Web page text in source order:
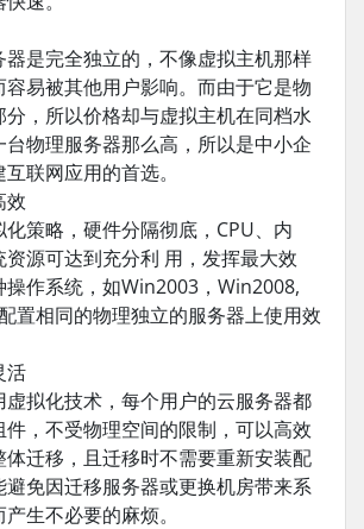
是完全独立的，不像虚拟主机那样
易被其他用户影响。而由于它是物
，所以价格却与虚拟主机在同档水
物理服务器那么高，所以是中小企
联网应用的首选。
策略，硬件分隔彻底，CPU、内
源可达到充分利 用，发挥最大效
操作系统，如Win2003，Win2008,
置相同的物理独立的服务器上使用效
拟化技术，每个用户的云服务器都
件，不受物理空间的限制，可以高效
迁移，且迁移时不需要重新安装配
免因迁移服务器或更换机房带来系
生不必要的麻烦。